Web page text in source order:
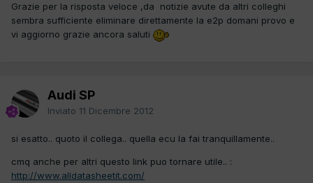
Grazie per la risposta veloce ,da notizie avute da altri colleghi
sembra sufficiente eliminare direttamente la e2p domani provo e
vi aggiorno grazie ancora saluti
Audi SP
Inviato 11 Dicembre 2012
si esatto.. quoto il collega.. quella ecu la fai tranquillamente..
cmq anche per altri questo link puo tornare utile.. :
http://www.alldatasheetit.com/